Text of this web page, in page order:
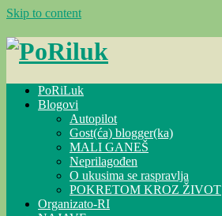
Skip to content
PoRiLuk
Blogovi
Autopilot
Gost(ća) blogger(ka)
MALI GANEŠ
Neprilagođen
O ukusima se raspravlja
POKRETOM KROZ ŽIVOT
Organizato-RI